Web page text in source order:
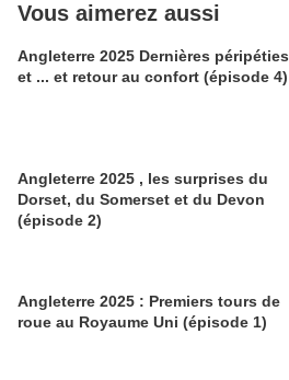
Vous aimerez aussi
Angleterre 2025 Dernières péripéties
et ... et retour au confort (épisode 4)
Angleterre 2025 , les surprises du
Dorset, du Somerset et du Devon
(épisode 2)
Angleterre 2025 : Premiers tours de
roue au Royaume Uni (épisode 1)